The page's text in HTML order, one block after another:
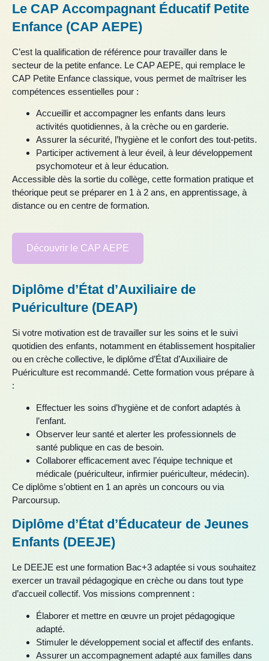
Le CAP Accompagnant Éducatif Petite
Enfance (CAP AEPE)
C’est la qualification de référence pour travailler dans le
secteur de la petite enfance. Le CAP AEPE, qui remplace le
CAP Petite Enfance classique, vous permet de maîtriser les
compétences essentielles pour :
Accueillir et accompagner les enfants dans leurs
activités quotidiennes, à la crèche ou en garderie.
Assurer la sécurité, l’hygiène et le confort des tout-petits.
Participer activement à leur éveil, à leur développement
psychomoteur et à leur éducation.
Accessible dès la sortie du collège, cette formation pratique et
théorique peut se préparer en 1 à 2 ans, en apprentissage, à
distance ou en centre de formation.
Découvrir le CAP AEPE
Diplôme d’État d’Auxiliaire de
Puériculture (DEAP)
Si votre motivation est de travailler sur les soins et le suivi
quotidien des enfants, notamment en établissement hospitalier
ou en crèche collective, le diplôme d’État d’Auxiliaire de
Puériculture est recommandé. Cette formation vous prépare à
:
Effectuer les soins d’hygiène et de confort adaptés à
l’enfant.
Observer leur santé et alerter les professionnels de
santé publique en cas de besoin.
Collaborer efficacement avec l’équipe technique et
médicale (puériculteur, infirmier puériculteur, médecin).
Ce diplôme s’obtient en 1 an après un concours ou via
Parcoursup.
Diplôme d’État d’Éducateur de Jeunes
Enfants (DEEJE)
Le DEEJE est une formation Bac+3 adaptée si vous souhaitez
exercer un travail pédagogique en crèche ou dans tout type
d’accueil collectif. Vos missions comprennent :
Élaborer et mettre en œuvre un projet pédagogique
adapté.
Stimuler le développement social et affectif des enfants.
Assurer un accompagnement adapté aux familles dans